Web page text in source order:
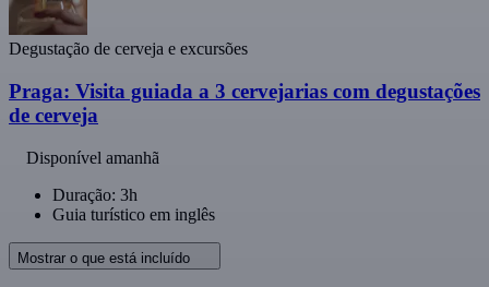
Degustação de cerveja e excursões
Praga: Visita guiada a 3 cervejarias com degustações
de cerveja
Disponível amanhã
Duração: 3h
Guia turístico em inglês
Mostrar o que está incluído